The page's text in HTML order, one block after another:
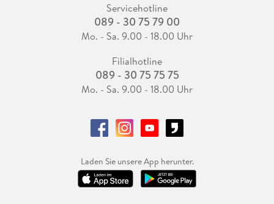
Servicehotline
089 - 30 75 79 00
Mo. - Sa. 9.00 - 18.00 Uhr
Filialhotline
089 - 30 75 75 75
Mo. - Sa. 9.00 - 18.00 Uhr
Laden Sie unsere App herunter.